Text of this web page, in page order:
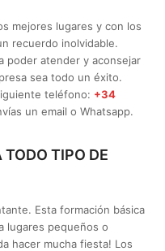
mejores lugares y con los
recuerdo inolvidable.
poder atender y aconsejar
sea todo un éxito.
teléfono: +34
un email o Whatsapp.
TIPO DE
Esta formación básica
lugares pequeños o
hacer mucha fiesta! Los